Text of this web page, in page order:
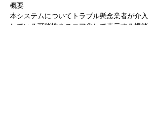
概要
本システムについてトラブル懸念業者が介入
している可能性をスコア化して表示する機能